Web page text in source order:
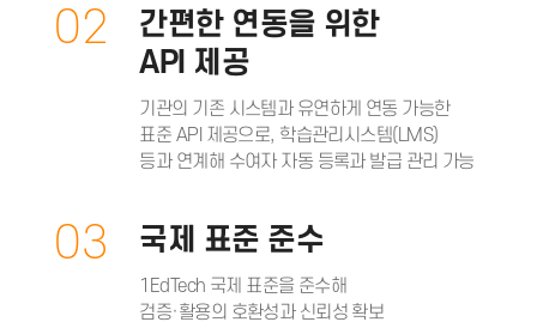
02
간편한 연동을 위한
API 제공
기관의 기존 시스템과 유연하게 연동 가능한
표준 API 제공으로, 학습관리시스템(LMS)
등과 연계해 수여자 자동 등록과 발급 관리 가능
03 국제 표준 준수
1EdTech 국제 표준을 준수해
검증·활용의 호환성과 신뢰성 확보